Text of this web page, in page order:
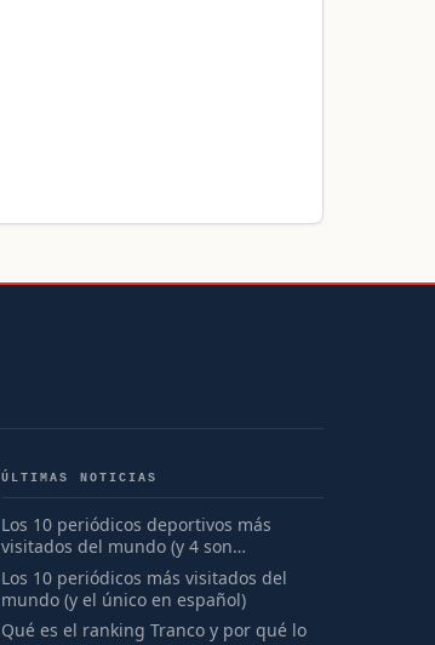
ÚLTIMAS NOTICIAS
Los 10 periódicos deportivos más
visitados del mundo (y 4 son
españoles)
Los 10 periódicos más visitados del
mundo (y el único en español)
Qué es el ranking Tranco y por qué lo